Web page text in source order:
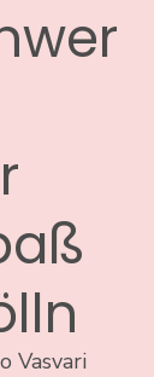
Vasvari